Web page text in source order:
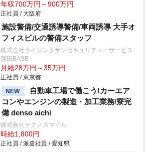
年収700万円～900万円
正社員 / 大阪府
施設警備/交通誘導警備/車両誘導 大手オ
フィスビルの警備スタッフ
株式会社ライジングサンセキュリティーサービス
蒲田BASE
月給28万円～35万円
正社員 / 東京都
NEW
自動車工場で働こう!カーエア
コンやエンジンの製造・加工業務/寮完
備 denso aichi
株式会社テクノスマイル
時給1,800円
正社員 / 派遣社員 / 愛知県